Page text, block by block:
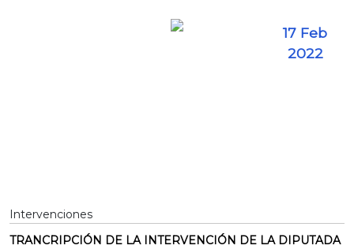
17 Feb
2022
Intervenciones
TRANCRIPCIÓN DE LA INTERVENCIÓN DE LA DIPUTADA